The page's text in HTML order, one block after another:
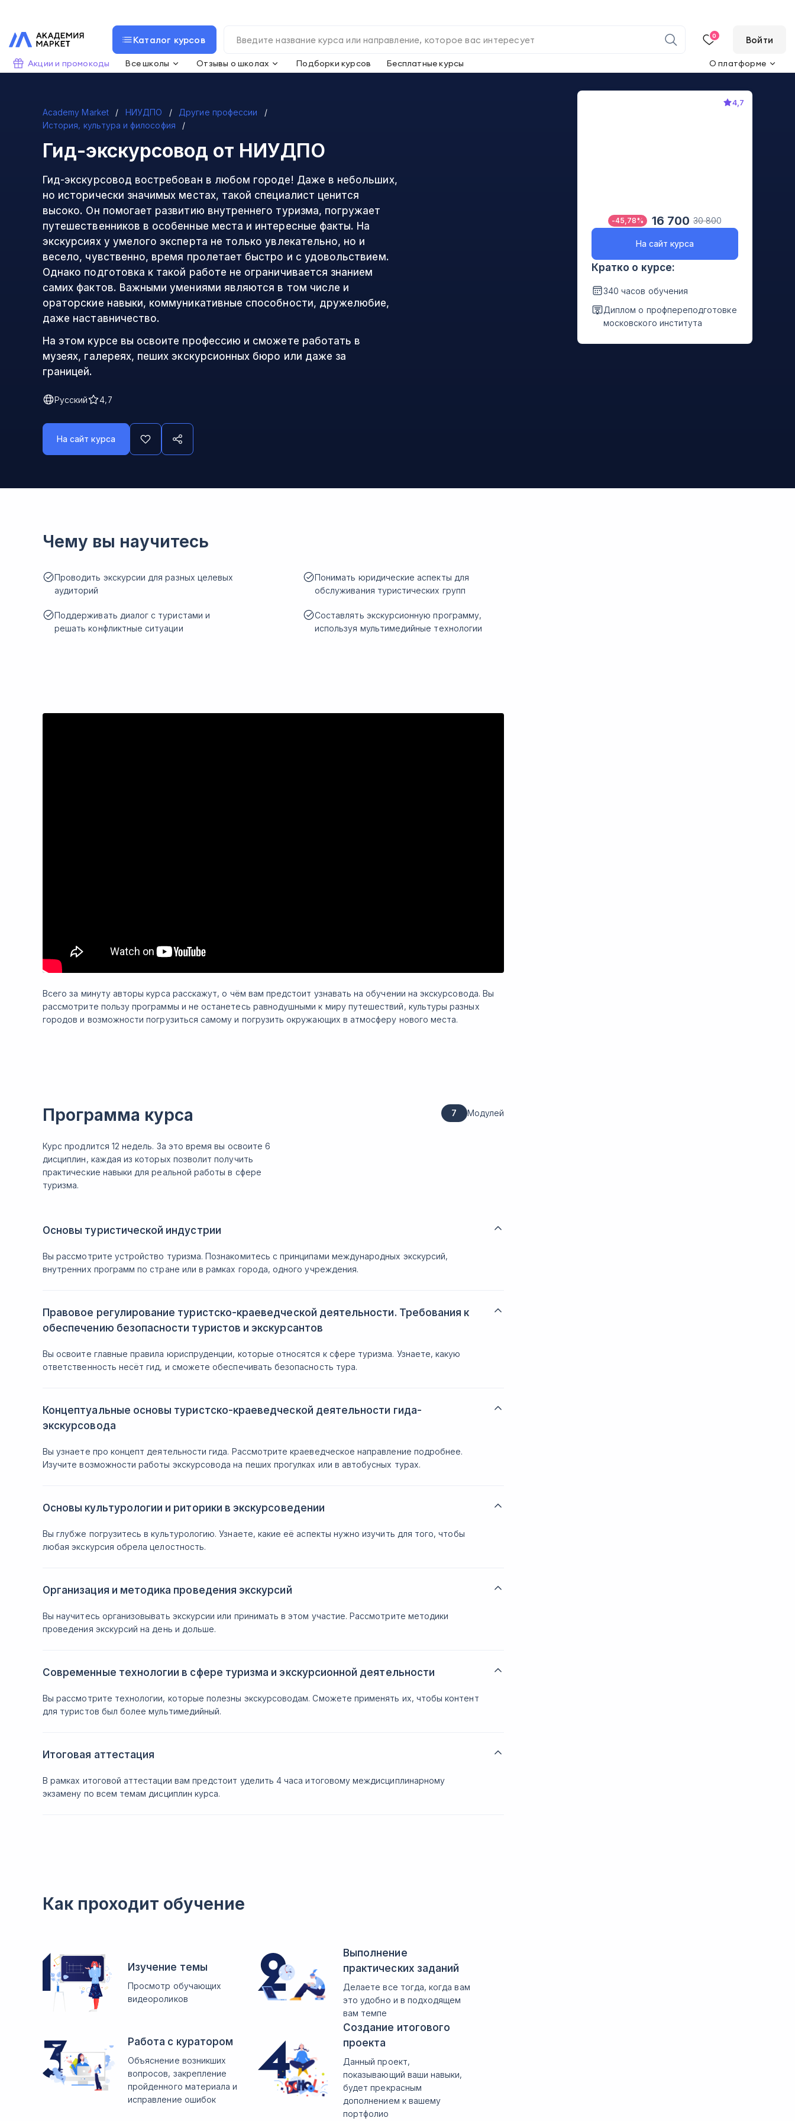
Каталог курсов 0 Войти
Акции и промокоды Все школы Отзывы о школах Подборки курсов Бесплатные курсы О платформе
Academy Market НИУДПО
Другие профессии
История, культура и философия
Гид-экскурсовод от НИУДПО
Гид-экскурсовод востребован в любом городе! Даже в небольших,
но исторически значимых местах, такой специалист ценится
высоко. Он помогает развитию внутреннего туризма, погружает
путешественников в особенные места и интересные факты. На
экскурсиях у умелого эксперта не только увлекательно, но и
весело, чувственно, время пролетает быстро и с удовольствием.
Однако подготовка к такой работе не ограничивается знанием
самих фактов. Важными умениями являются в том числе и
ораторские навыки, коммуникативные способности, дружелюбие,
даже наставничество.
На этом курсе вы освоите профессию и сможете работать в
музеях, галереях, пеших экскурсионных бюро или даже за
границей.
Русский 4,7
На сайт курса
4,7
-45,78% 16 700 30 800
На сайт курса
Кратко о курсе:
340 часов обучения
Диплом о профпереподготовке
московского института
Чему вы научитесь
Проводить экскурсии для разных целевых
аудиторий
Поддерживать диалог с туристами и
решать конфликтные ситуации
Понимать юридические аспекты для
обслуживания туристических групп
Составлять экскурсионную программу,
используя мультимедийные технологии
Всего за минуту авторы курса расскажут, о чём вам предстоит узнавать на обучении на экскурсовода. Вы
рассмотрите пользу программы и не останетесь равнодушными к миру путешествий, культуры разных
городов и возможности погрузиться самому и погрузить окружающих в атмосферу нового места.
Программа курса
Курс продлится 12 недель. За это время вы освоите 6
дисциплин, каждая из которых позволит получить
практические навыки для реальной работы в сфере
туризма.
7 Модулей
Основы туристической индустрии
Вы рассмотрите устройство туризма. Познакомитесь с принципами международных экскурсий,
внутренних программ по стране или в рамках города, одного учреждения.
Правовое регулирование туристско-краеведческой деятельности. Требования к
обеспечению безопасности туристов и экскурсантов
Вы освоите главные правила юриспруденции, которые относятся к сфере туризма. Узнаете, какую
ответственность несёт гид, и сможете обеспечивать безопасность тура.
Концептуальные основы туристско-краеведческой деятельности гида-
экскурсовода
Вы узнаете про концепт деятельности гида. Рассмотрите краеведческое направление подробнее.
Изучите возможности работы экскурсовода на пеших прогулках или в автобусных турах.
Основы культурологии и риторики в экскурсоведении
Вы глубже погрузитесь в культурологию. Узнаете, какие её аспекты нужно изучить для того, чтобы
любая экскурсия обрела целостность.
Организация и методика проведения экскурсий
Вы научитесь организовывать экскурсии или принимать в этом участие. Рассмотрите методики
проведения экскурсий на день и дольше.
Современные технологии в сфере туризма и экскурсионной деятельности
Вы рассмотрите технологии, которые полезны экскурсоводам. Сможете применять их, чтобы контент
для туристов был более мультимедийный.
Итоговая аттестация
В рамках итоговой аттестации вам предстоит уделить 4 часа итоговому междисциплинарному
экзамену по всем темам дисциплин курса.
Как проходит обучение
Изучение темы
Просмотр обучающих
видеороликов
Выполнение
практических заданий
Делаете все тогда, когда вам
это удобно и в подходящем
вам темпе
Работа с куратором
Объяснение возникших
вопросов, закрепление
пройденного материала и
исправление ошибок
Создание итогового
проекта
Данный проект,
показывающий ваши навыки,
будет прекрасным
дополнением к вашему
портфолио